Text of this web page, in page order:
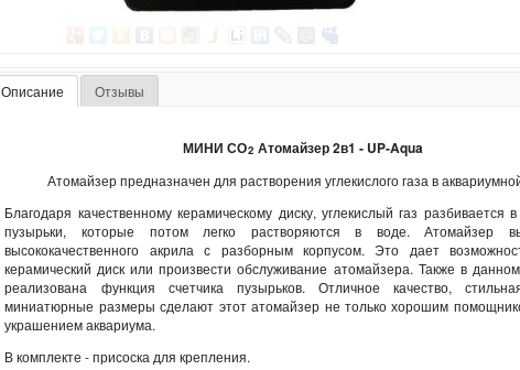
Описание Отзывы
МИНИ СО2 Атомайзер 2в1 - UP-Aqua
Атомайзер предназначен для растворения углекислого газа в
Благодаря качественному керамическому диску, углекислый газ разбивается
пузырьки, которые потом легко растворяются в воде. Атомайзер
высококачественного акрила с разборным корпусом. Это дает
керамический диск или произвести обслуживание атомайзера. Также в
реализована функция счетчика пузырьков. Отличное качество,
миниатюрные размеры сделают этот атомайзер не только хорошим
украшением аквариума.
В комплекте - присоска для крепления.